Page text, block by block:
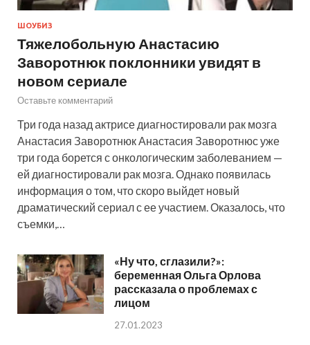
ШОУБИЗ
Тяжелобольную Анастасию
Заворотнюк поклонники увидят в
новом сериале
Оставьте комментарий
Три года назад актрисе диагностировали рак мозга
Анастасия Заворотнюк Анастасия Заворотнюс уже
три года борется с онкологическим заболеванием —
ей диагностировали рак мозга. Однако появилась
информация о том, что скоро выйдет новый
драматический сериал с ее участием. Оказалось, что
съемки,…
«Ну что, сглазили?»:
беременная Ольга Орлова
рассказала о проблемах с
лицом
27.01.2023